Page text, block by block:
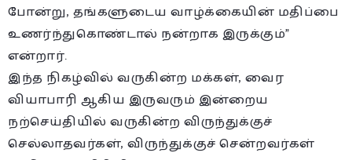
போன்று, தங்களுடைய வாழ்க்கையின் மதிப்பை
உணர்ந்துகொண்டால் நன்றாக இருக்கும்”
என்றார்.
இந்த நிகழ்வில் வருகின்ற மக்கள், வைர
வியாபாரி ஆகிய இருவரும் இன்றைய
நற்செய்தியில் வருகின்ற விருந்துக்குச்
செல்லாதவர்கள், விருந்துக்குச் சென்றவர்கள்